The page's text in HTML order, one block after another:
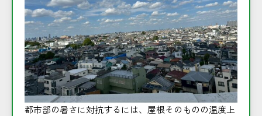
都市部の暑さに対抗するには、屋根そのものの温度上